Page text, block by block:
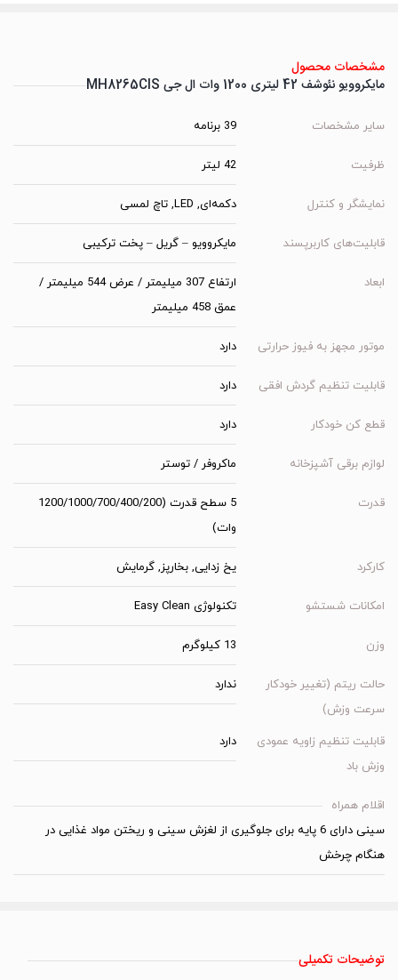
مشخصات محصول
مایکروویو نئوشف 42 لیتری 1200 وات ال جی MH8265CIS
سایر مشخصات 39 برنامه
ظرفیت 42 لیتر
نمایشگر و کنترل دکمه‌ای, LED, تاچ لمسی
قابلیت‌های کاربرپسند مایکروویو – گریل – پخت ترکیبی
ابعاد
ارتفاع 307 میلیمتر / عرض 544 میلیمتر /
عمق 458 میلیمتر
موتور مجهز به فیوز حرارتی دارد
قابلیت تنظیم گردش افقی دارد
قطع کن خودکار دارد
لوازم برقی آشپزخانه ماکروفر / توستر
قدرت
5 سطح قدرت (1200/1000/700/400/200
وات)
کارکرد یخ زدایی, بخارپز, گرمایش
امکانات شستشو تکنولوژی Easy Clean
وزن 13 کیلوگرم
حالت ریتم (تغییر خودکار
سرعت وزش)
ندارد
قابلیت تنظیم زاویه عمودی
وزش باد
دارد
اقلام همراه
سینی دارای 6 پایه برای جلوگیری از لغزش سینی و ریختن مواد غذایی در
هنگام چرخش
توضیحات تکمیلی